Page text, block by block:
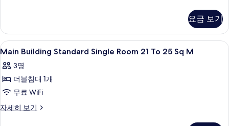
진
모
두
보
기
Bed
Non-
smoking
세
히
기
요금 보기
Main
Building
Standard
Single
Room
21
오리/거위털 이불, 책상, 노트북 작업
1
Main Building Standard Single Room 21 To 25 Sq M
3명
더블침대 1개
무료 WiFi
자세히 보기
Main